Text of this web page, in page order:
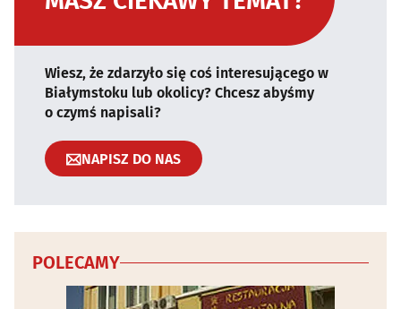
Wiesz, że zdarzyło się coś interesującego w
Białymstoku lub okolicy? Chcesz abyśmy
o czymś napisali?
NAPISZ DO NAS
POLECAMY